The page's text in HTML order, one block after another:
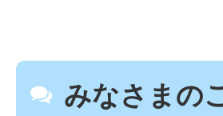
みなさまの